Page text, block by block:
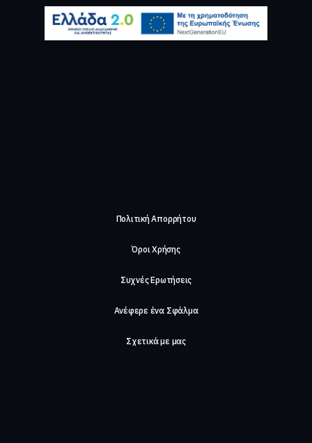
Πολιτική Απορρήτου
Όροι Χρήσης
Συχνές Ερωτήσεις
Ανέφερε ένα Σφάλμα
Σχετικά με μας